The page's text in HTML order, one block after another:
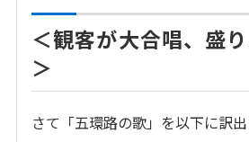
＜観客が大合唱、盛
＞
さて「五環路の歌」を以下に訳出